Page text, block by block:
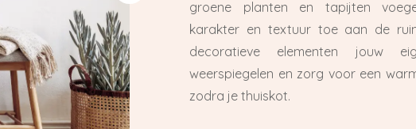
groene planten en tapijten
karakter en textuur toe aan de
decoratieve elementen jouw
weerspiegelen en zorg voor een
zodra je thuiskot.